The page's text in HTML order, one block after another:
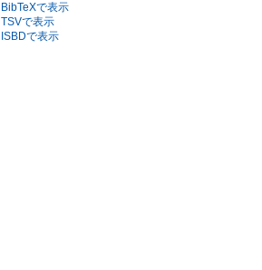
BibTeXで表示
TSVで表示
ISBDで表示